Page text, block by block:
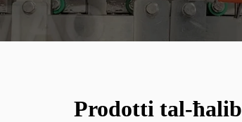
Prodotti tal-ħalib